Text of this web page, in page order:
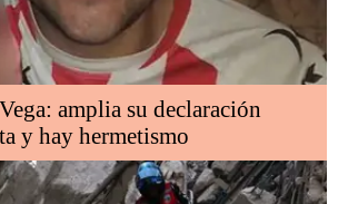
amplia su declaración
y hay hermetismo